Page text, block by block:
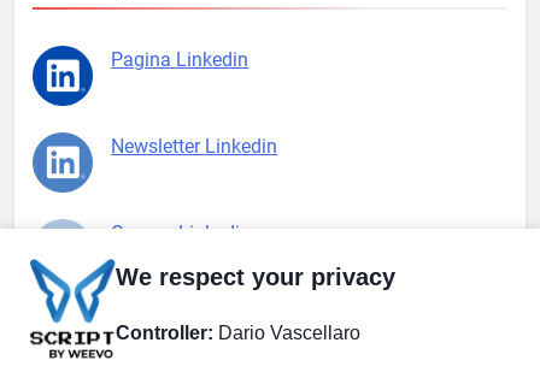
Pagina Linkedin
Newsletter Linkedin
Gruppo Linkedin
Pagina Facebook
We respect your privacy
Controller: Dario Vascellaro